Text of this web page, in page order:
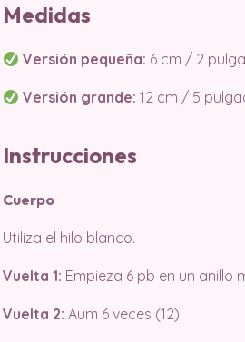
Medidas
Versión pequeña: 6 cm / 2
Versión grande: 12 cm / 5
Instrucciones
Cuerpo
Utiliza el hilo blanco.
Vuelta 1: Empieza 6 pb en un anillo
Vuelta 2: Aum 6 veces (12).